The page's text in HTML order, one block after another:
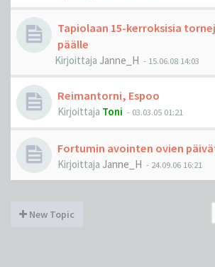
Tapiolaan 15-kerroksisia
päälle
Kirjoittaja Janne_H - 15.06.08 14:03
Reimantorni, Espoo
Kirjoittaja Toni - 03.03.05 01:21
Fortumin avointen ovien
Kirjoittaja Janne_H - 24.09.06 16:21
New Topic